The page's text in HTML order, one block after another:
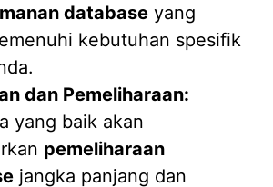
database yang
kebutuhan spesifik
dan Pemeliharaan:
yang baik akan
pemeliharaan
jangka panjang dan